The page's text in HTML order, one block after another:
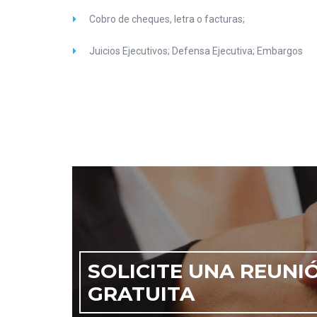
Cobro de cheques, letra o facturas;
Juicios Ejecutivos; Defensa Ejecutiva; Embargos
SOLICITE UNA
GRATUITA